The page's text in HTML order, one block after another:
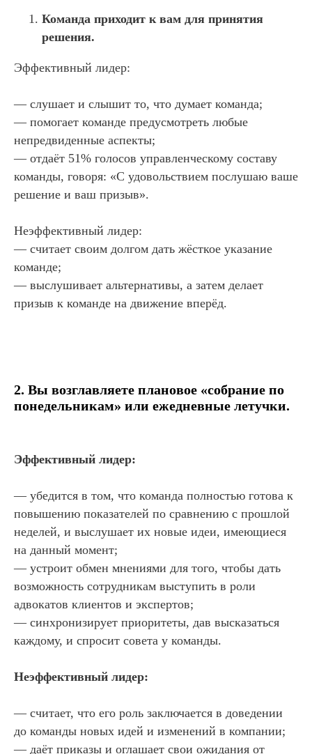
Команда приходит к вам для принятия
решения.
Эффективный лидер:
— слушает и слышит то, что думает команда;
— помогает команде предусмотреть любые
непредвиденные аспекты;
— отдаёт 51% голосов управленческому составу
команды, говоря: «С удовольствием послушаю ваше
решение и ваш призыв».
Неэффективный лидер:
— считает своим долгом дать жёсткое указание
команде;
— выслушивает альтернативы, а затем делает
призыв к команде на движение вперёд.
2. Вы возглавляете плановое «собрание по
понедельникам» или ежедневные летучки.
Эффективный лидер:
— убедится в том, что команда полностью готова к
повышению показателей по сравнению с прошлой
неделей, и выслушает их новые идеи, имеющиеся
на данный момент;
— устроит обмен мнениями для того, чтобы дать
возможность сотрудникам выступить в роли
адвокатов клиентов и экспертов;
— синхронизирует приоритеты, дав высказаться
каждому, и спросит совета у команды.
Неэффективный лидер:
— считает, что его роль заключается в доведении
до команды новых идей и изменений в компании;
— даёт приказы и оглашает свои ожидания от